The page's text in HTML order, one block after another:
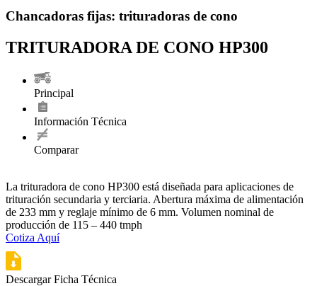
Chancadoras fijas: trituradoras de cono
TRITURADORA DE CONO HP300
Principal
Información Técnica
Comparar
La trituradora de cono HP300 está diseñada para aplicaciones de
trituración secundaria y terciaria. Abertura máxima de alimentación
de 233 mm y reglaje mínimo de 6 mm. Volumen nominal de
producción de 115 – 440 tmph
Cotiza Aquí
Descargar Ficha Técnica